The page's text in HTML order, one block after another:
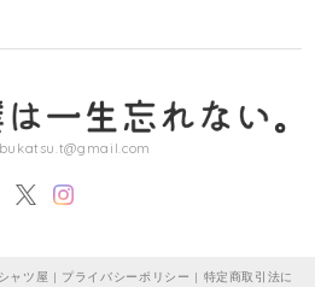
bukatsu.t@gmail.com
ャツ屋 | プライバシーポリシー | 特定商取引法に